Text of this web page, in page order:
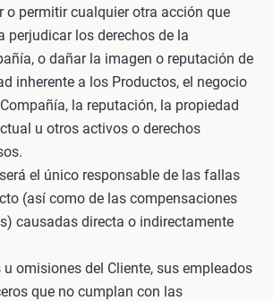
o permitir cualquier otra acción que
perjudicar los derechos de la
o dañar la imagen o reputación de
inherente a los Productos, el negocio
la reputación, la propiedad
u otros activos o derechos
el único responsable de las fallas
(así como de las compensaciones
causadas directa o indirectamente
u omisiones del Cliente, sus empleados
que no cumplan con las